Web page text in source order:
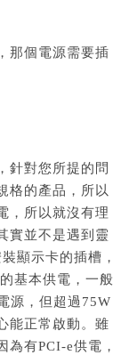
那個電源需要插
針對您所提的問
格的產品，所以
，所以就沒有理
實並不是遇到靈
顯示卡的插槽，
基本供電，一般
源，但超過75W
能正常啟動。雖
為有PCI-e供電，